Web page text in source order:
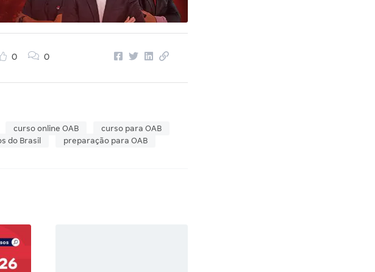
0 0
curso online OAB
curso para OAB
do Brasil
preparação para OAB